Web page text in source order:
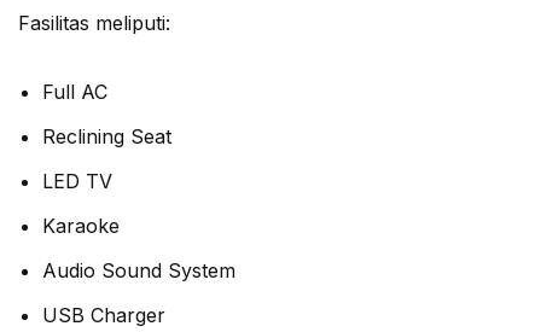
Fasilitas meliputi:
Full AC
Reclining Seat
LED TV
Karaoke
Audio Sound System
USB Charger